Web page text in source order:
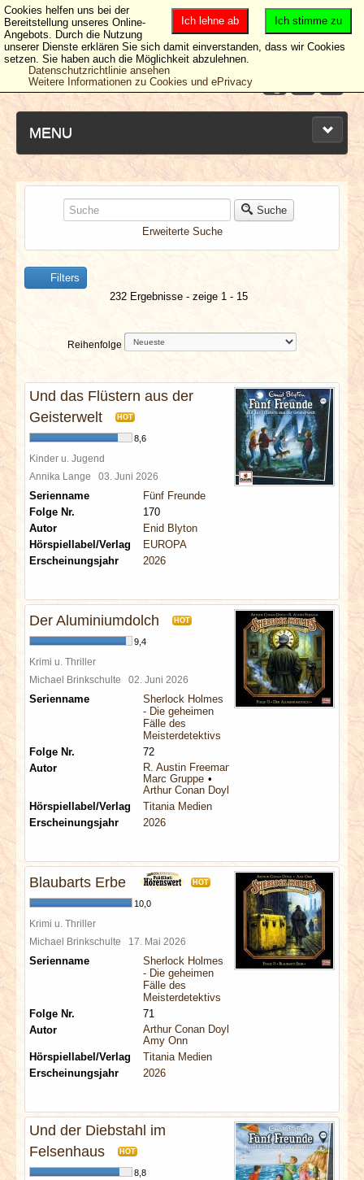
MENU
NEUESTE ARTIKEL
NEWS & DATES
BERICHTE
VERLOSUNGEN
SPECIALS
REDAKTION
LINKS
ARCHIV
Suche
Erweiterte Suche
Filters
232 Ergebnisse - zeige 1 - 15
Reihenfolge
Und das Flüstern aus der
Geisterwelt
HOT
8,6
Kinder u. Jugend
Annika Lange 03. Juni 2026
Serienname
Fünf Freunde
Folge Nr.
170
Autor
Enid Blyton
Hörspiellabel/Verlag
EUROPA
Erscheinungsjahr
2026
Der Aluminiumdolch HOT
9,4
Krimi u. Thriller
Michael Brinkschulte 02. Juni 2026
Serienname
Sherlock Holmes
- Die geheimen
Fälle des
Meisterdetektivs
Folge Nr.
72
Autor
R. Austin Freeman
Marc Gruppe
Arthur Conan Doyle
Hörspiellabel/Verlag
Titania Medien
Erscheinungsjahr
2026
Blaubarts Erbe HOT
10,0
Krimi u. Thriller
Michael Brinkschulte 17. Mai 2026
Serienname
Sherlock Holmes
- Die geheimen
Fälle des
Meisterdetektivs
Folge Nr.
71
Autor
Arthur Conan Doyle
Amy Onn
Hörspiellabel/Verlag
Titania Medien
Erscheinungsjahr
2026
Und der Diebstahl im
Felsenhaus
HOT
8,8
Ich stimme zu
Ich lehne ab
Cookies helfen uns bei der
Bereitstellung unseres Online-
Angebots. Durch die Nutzung
unserer Dienste erklären Sie sich damit einverstanden, dass wir Cookies
setzen. Sie haben auch die Möglichkeit abzulehnen.
Datenschutzrichtlinie ansehen
Weitere Informationen zu Cookies und ePrivacy